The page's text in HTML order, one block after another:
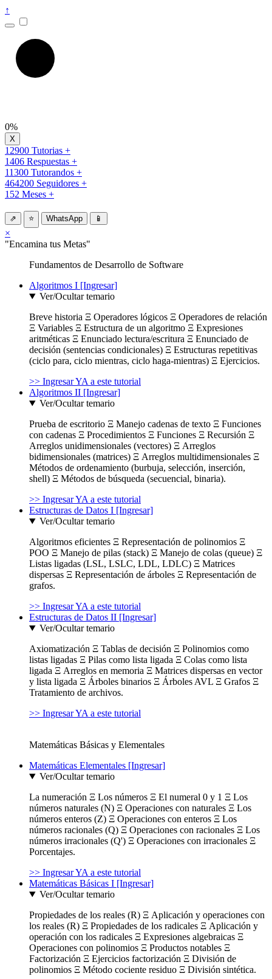
↑
0%
12900 Tutorias +
1406 Respuestas +
11300 Tutorandos +
464200 Seguidores +
152 Meses +
⇗ ⭐ WhatsApp 📱
×
"Encamina tus Metas"
Fundamentos de Desarrollo de Software
Algoritmos I [Ingresar]
Ver/Ocultar temario
Breve historia Ξ Operadores lógicos Ξ Operadores de relación
Ξ Variables Ξ Estructura de un algoritmo Ξ Expresiones
aritméticas Ξ Enunciado lectura/escritura Ξ Enunciado de
decisión (sentencias condicionales) Ξ Estructuras repetitivas
(ciclo para, ciclo mientras, ciclo haga-mientras) Ξ Ejercicios.
>> Ingresar YA a este tutorial
Algoritmos II [Ingresar]
Ver/Ocultar temario
Prueba de escritorio Ξ Manejo cadenas de texto Ξ Funciones
con cadenas Ξ Procedimientos Ξ Funciones Ξ Recursión Ξ
Arreglos unidimensionales (vectores) Ξ Arreglos
bidimensionales (matrices) Ξ Arreglos multidimensionales Ξ
Métodos de ordenamiento (burbuja, selección, inserción,
shell) Ξ Métodos de búsqueda (secuencial, binaria).
>> Ingresar YA a este tutorial
Estructuras de Datos I [Ingresar]
Ver/Ocultar temario
Algoritmos eficientes Ξ Representación de polinomios Ξ
POO Ξ Manejo de pilas (stack) Ξ Manejo de colas (queue) Ξ
Listas ligadas (LSL, LSLC, LDL, LDLC) Ξ Matrices
dispersas Ξ Representación de árboles Ξ Representación de
grafos.
>> Ingresar YA a este tutorial
Estructuras de Datos II [Ingresar]
Ver/Ocultar temario
Axiomatización Ξ Tablas de decisión Ξ Polinomios como
listas ligadas Ξ Pilas como lista ligada Ξ Colas como lista
ligada Ξ Arreglos en memoria Ξ Matrices dispersas en vector
y lista ligada Ξ Árboles binarios Ξ Árboles AVL Ξ Grafos Ξ
Tratamiento de archivos.
>> Ingresar YA a este tutorial
Matemáticas Básicas y Elementales
Matemáticas Elementales [Ingresar]
Ver/Ocultar temario
La numeración Ξ Los números Ξ El numeral 0 y 1 Ξ Los
números naturales (N) Ξ Operaciones con naturales Ξ Los
números enteros (Z) Ξ Operaciones con enteros Ξ Los
números racionales (Q) Ξ Operaciones con racionales Ξ Los
números irracionales (Q') Ξ Operaciones con irracionales Ξ
Porcentajes.
>> Ingresar YA a este tutorial
Matemáticas Básicas I [Ingresar]
Ver/Ocultar temario
Propiedades de los reales (R) Ξ Aplicación y operaciones con
los reales (R) Ξ Propiedades de los radicales Ξ Aplicación y
operación con los radicales Ξ Expresiones algebraicas Ξ
Operaciones con polinomios Ξ Productos notables Ξ
Factorización Ξ Ejercicios factorización Ξ División de
polinomios Ξ Método cociente residuo Ξ División sintética.